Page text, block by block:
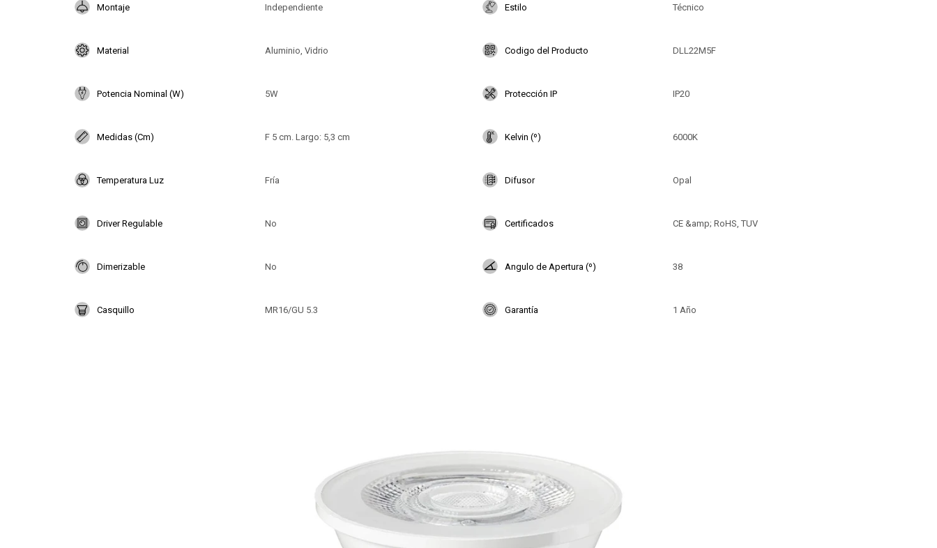
Montaje Independiente Estilo Técnico
Material Aluminio, Vidrio Codigo del Producto DLL22M5F
Potencia Nominal (W) 5W Protección IP IP20
Medidas (Cm) F 5 cm. Largo: 5,3 cm Kelvin (º) 6000K
Temperatura Luz Fría Difusor Opal
Driver Regulable No Certificados CE &amp; RoHS, TUV
Dimerizable No Angulo de Apertura (º) 38
Casquillo MR16/GU 5.3 Garantía 1 Año